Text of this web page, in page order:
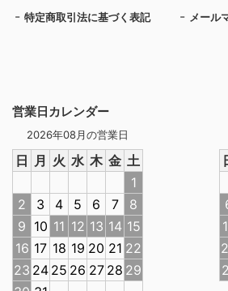
営業日カレンダー
2026年08月の営業日
日 月 火 水 木 金 土
1
2
3 4 5 6 7
8
9 10 11 12 13 14 15
16 17 18 19 20 21 22
23 24 25 26 27 28 29
特定商取引法に基づく表記 メール